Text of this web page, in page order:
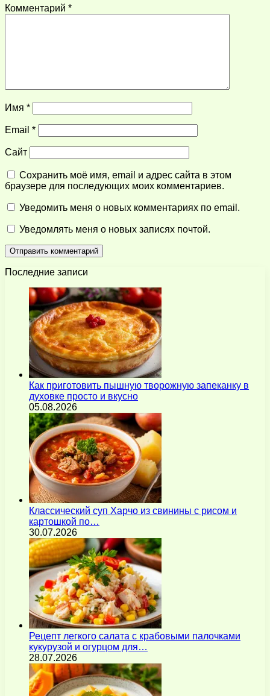
Комментарий *
Имя *
Email *
Сайт
Сохранить моё имя, email и адрес сайта в этом
браузере для последующих моих комментариев.
Уведомить меня о новых комментариях по email.
Уведомлять меня о новых записях почтой.
Последние записи
Как приготовить пышную творожную запеканку в
духовке просто и вкусно
05.08.2026
Классический суп Харчо из свинины с рисом и
картошкой по…
30.07.2026
Рецепт легкого салата с крабовыми палочками
кукурузой и огурцом для…
28.07.2026